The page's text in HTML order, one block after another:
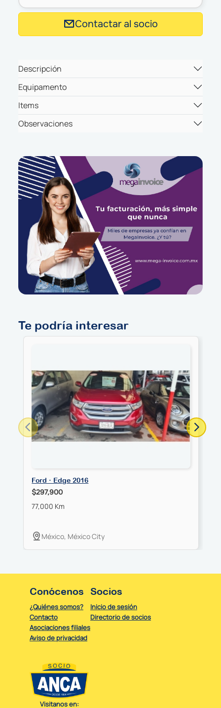
Contactar al socio
Descripción
Equipamento
Items
Observaciones
Te podría interesar
Ford · Edge 2016
$297,900
77,000 Km
México, México City
Conócenos
¿Quiénes somos?
Contacto
Asociaciones filiales
Aviso de privacidad
Socios
Inicio de sesión
Directorio de socios
Visitanos en: